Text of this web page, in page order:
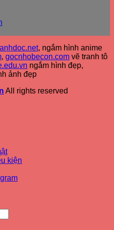
anhdoc.net, ngắm hình anime
, gocnhobecon.com vẽ tranh tô
ngắm hình đẹp,
ảnh đẹp
All rights reserved
kiện